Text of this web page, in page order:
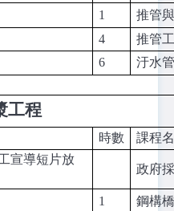
1
推管
4
推管
6 汙水
工程
時數
課程
宣導短片放
政府
1
鋼構